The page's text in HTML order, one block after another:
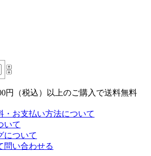
円（税込）以上のご購入で送料無料
・お支払い方法について
いて
について
問い合わせる